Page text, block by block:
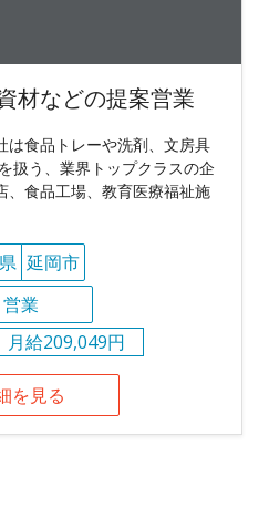
材などの提案営業
は食品トレーや洗剤、文房具
扱う、業界トップクラスの企
、食品工場、教育医療福祉施
延岡市
営業
月給209,049円
を見る